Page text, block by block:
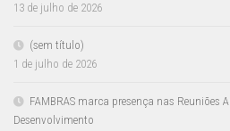
13 de julho de 2026
(sem título)
1 de julho de 2026
FAMBRAS marca presença nas Reuniões
Desenvolvimento